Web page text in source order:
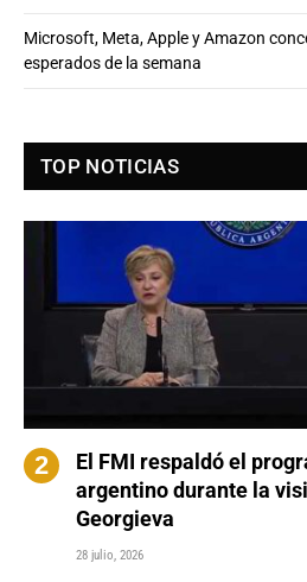
Microsoft, Meta, Apple y Amazon
esperados de la semana
TOP NOTICIAS
El FMI respaldó el
argentino durante la
Georgieva
28 julio, 2026